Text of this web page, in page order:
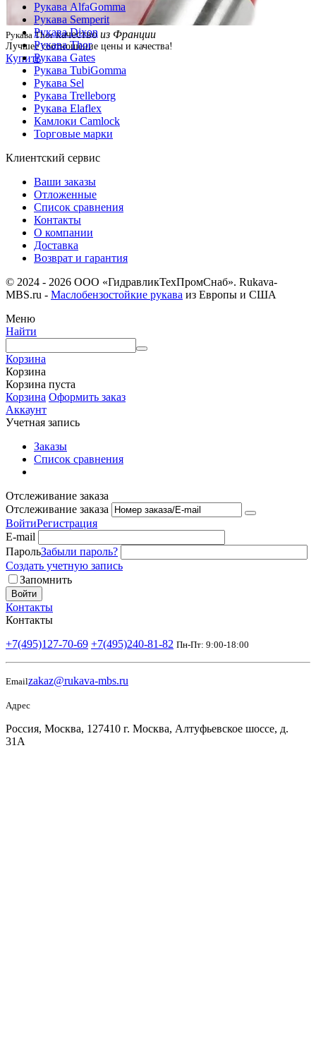
Рукава Thorкачествоиз Франции
Лучшее соотношение цены и качества!
Купить
Рукава AlfaGomma
Рукава Semperit
Рукава Dixon
Рукава Thor
Рукава Gates
Рукава TubiGomma
Рукава Sel
Рукава Trelleborg
Рукава Elaflex
Камлоки Camlock
Торговые марки
Клиентский сервис
Ваши заказы
Отложенные
Список сравнения
Контакты
О компании
Доставка
Возврат и гарантия
© 2024 - 2026 ООО «ГидравликТехПромСнаб». Rukava-
MBS.ru - Маслобензостойкие рукава из Европы и США
Меню
Найти
Корзина
Корзина
Корзина пуста
Корзина Оформить заказ
Аккаунт
Учетная запись
Заказы
Список сравнения
Отслеживание заказа
Отслеживание заказа
ВойтиРегистрация
E-mail
ПарольЗабыли пароль?
Создать учетную запись
Запомнить
Войти
Контакты
Контакты
+7(495)127-70-69 +7(495)240-81-82 Пн-Пт: 9:00-18:00
Emailzakaz@rukava-mbs.ru
Адрес
Россия, Москва, 127410 г. Москва, Алтуфьевское шоссе, д.
31А